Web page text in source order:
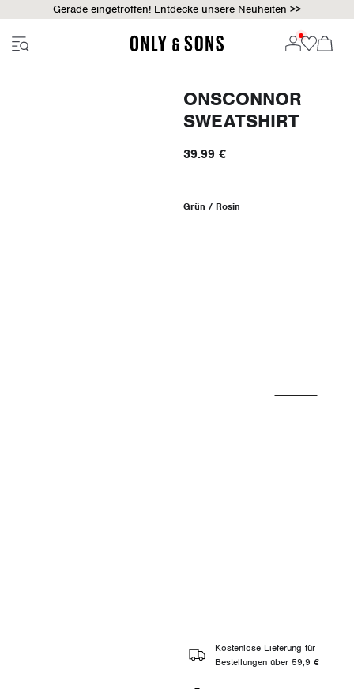
Gerade eingetroffen! Entdecke unsere Neuheiten >>
ONSCONNOR
SWEATSHIRT
39.99 €
Grün / Rosin
Kostenlose Lieferung für
Bestellungen über 59,9 €